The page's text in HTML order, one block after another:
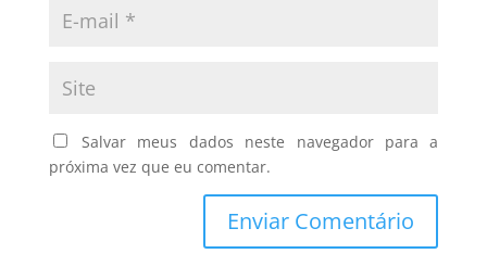
Salvar meus dados neste navegador para a
próxima vez que eu comentar.